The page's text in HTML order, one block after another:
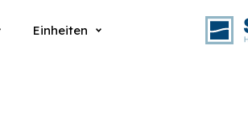
Einheiten